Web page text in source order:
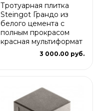
Тротуарная плитка
Steingot Грандо из
белого цемента с
полным прокрасом
красная мультиформат
3 000.00 руб.